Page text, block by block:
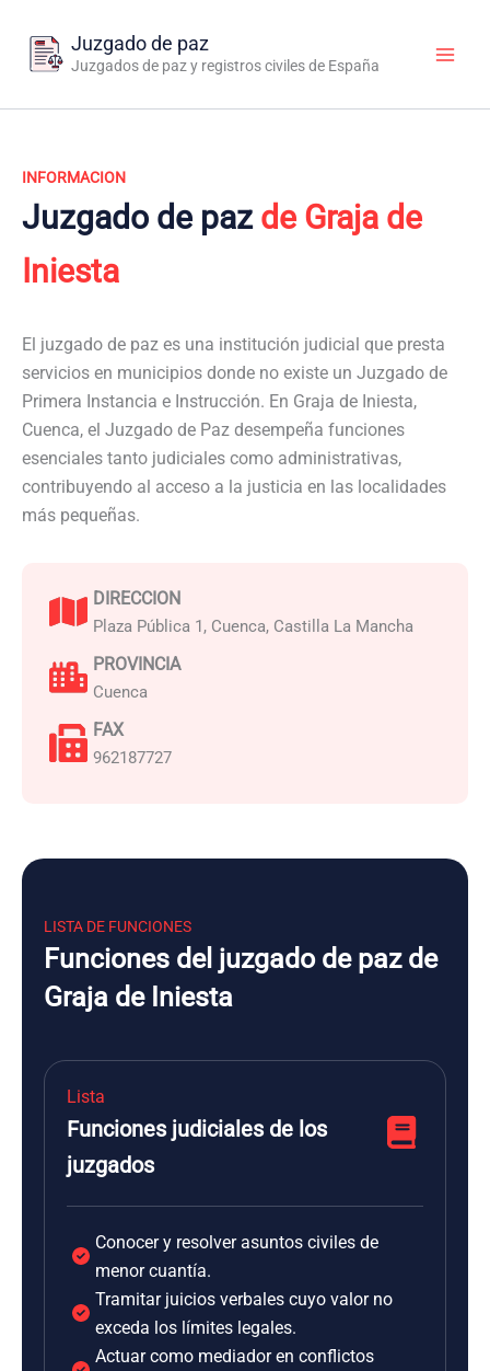
contenido
Juzgado de paz
Juzgados de paz y registros civiles de España
INFORMACION
Juzgado de paz de Graja de
Iniesta
El juzgado de paz es una institución judicial que presta
servicios en municipios donde no existe un Juzgado de
Primera Instancia e Instrucción. En Graja de Iniesta,
Cuenca, el Juzgado de Paz desempeña funciones
esenciales tanto judiciales como administrativas,
contribuyendo al acceso a la justicia en las localidades
más pequeñas.
DIRECCION
Plaza Pública 1, Cuenca, Castilla La Mancha
PROVINCIA
Cuenca
FAX
962187727
LISTA DE FUNCIONES
Funciones del juzgado de paz de
Graja de Iniesta
Lista
Funciones judiciales de los
juzgados
Conocer y resolver asuntos civiles de
menor cuantía.
Tramitar juicios verbales cuyo valor no
exceda los límites legales.
Actuar como mediador en conflictos